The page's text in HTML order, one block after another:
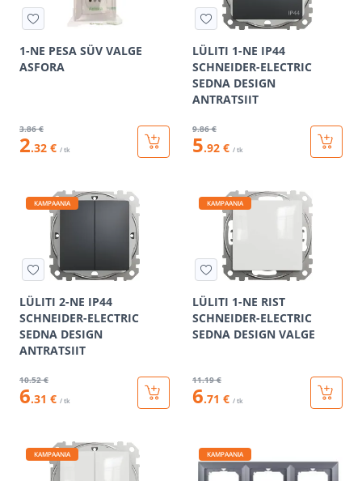
1-NE PESA SÜV VALGE
ASFORA
3.86 €
2.32 € / tk
LÜLITI 1-NE IP44
SCHNEIDER-ELECTRIC
SEDNA DESIGN
ANTRATSIIT
9.86 €
5.92 € / tk
KAMPAANIA
LÜLITI 2-NE IP44
SCHNEIDER-ELECTRIC
SEDNA DESIGN
ANTRATSIIT
10.52 €
6.31 € / tk
KAMPAANIA
LÜLITI 1-NE RIST
SCHNEIDER-ELECTRIC
SEDNA DESIGN VALGE
11.19 €
6.71 € / tk
KAMPAANIA KAMPAANIA